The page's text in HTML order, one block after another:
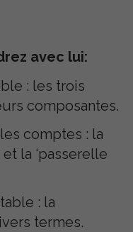
avec lui:
: les trois
composantes.
comptes : la
la ‘passerelle
: la
termes.